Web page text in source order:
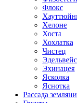
Флокс
Хелоне
Хоста
Хохлатка
Чистец
Эдельвейс
Эхинацея
Ясколка
Яснотка
Рассада